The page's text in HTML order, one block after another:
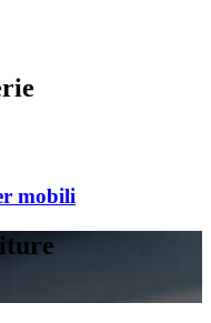
mobili